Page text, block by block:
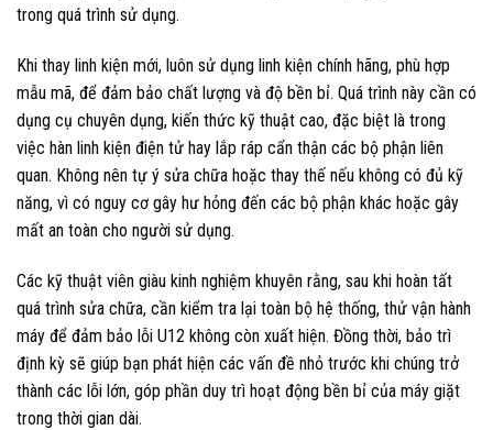
trong quá trình sử dụng.
Khi thay linh kiện mới, luôn sử dụng linh kiện chính hãng, phù hợp
mẫu mã, để đảm bảo chất lượng và độ bền bỉ. Quá trình này cần có
dụng cụ chuyên dụng, kiến thức kỹ thuật cao, đặc biệt là trong
việc hàn linh kiện điện tử hay lắp ráp cẩn thận các bộ phận liên
quan. Không nên tự ý sửa chữa hoặc thay thế nếu không có đủ kỹ
năng, vì có nguy cơ gây hư hỏng đến các bộ phận khác hoặc gây
mất an toàn cho người sử dụng.
Các kỹ thuật viên giàu kinh nghiệm khuyên rằng, sau khi hoàn tất
quá trình sửa chữa, cần kiểm tra lại toàn bộ hệ thống, thử vận hành
máy để đảm bảo lỗi U12 không còn xuất hiện. Đồng thời, bảo trì
định kỳ sẽ giúp bạn phát hiện các vấn đề nhỏ trước khi chúng trở
thành các lỗi lớn, góp phần duy trì hoạt động bền bỉ của máy giặt
trong thời gian dài.